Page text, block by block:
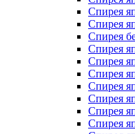
Спирея
Спирея
Спирея
Спирея
Спирея
Спирея
Спирея
Спирея
Спирея
Спирея